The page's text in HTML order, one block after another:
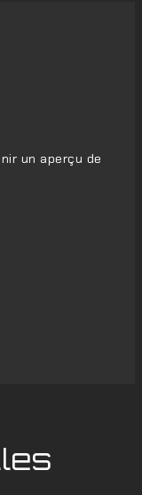
un aperçu de